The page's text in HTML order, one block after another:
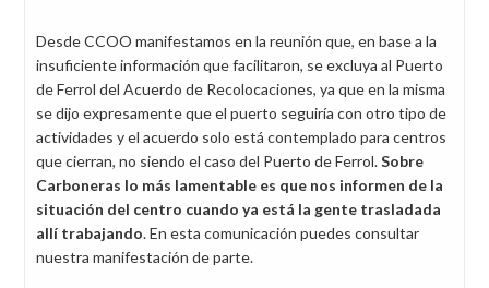
Desde CCOO manifestamos en la reunión que, en base a la
insuficiente información que facilitaron, se excluya al Puerto
de Ferrol del Acuerdo de Recolocaciones, ya que en la misma
se dijo expresamente que el puerto seguiría con otro tipo de
actividades y el acuerdo solo está contemplado para centros
que cierran, no siendo el caso del Puerto de Ferrol.Sobre
Carboneras lo más lamentable es que nos informen de la
situación del centro cuando ya está la gente trasladada
allí trabajando. En esta comunicación puedes consultar
nuestra manifestación de parte.